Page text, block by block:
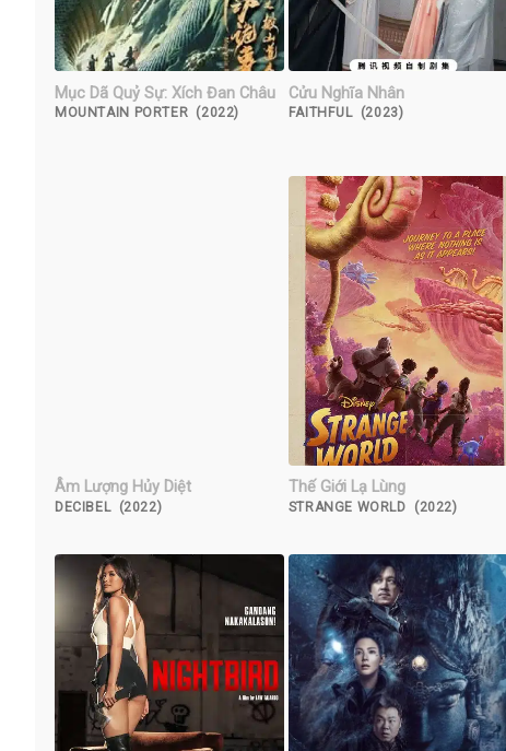
Mục Dã Quỷ Sự: Xích Đan Châu
MOUNTAIN PORTER (2022)
Cửu Nghĩa Nhân
FAITHFUL (2023)
Âm Lượng Hủy Diệt
DECIBEL (2022)
Thế Giới Lạ Lùng
STRANGE WORLD (2022)